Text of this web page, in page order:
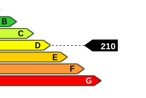
B
C
210
D
E
F
G